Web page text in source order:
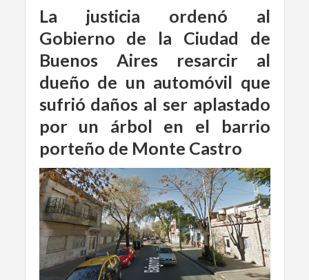
La justicia ordenó al
Gobierno de la Ciudad de
Buenos Aires resarcir al
dueño de un automóvil que
sufrió daños al ser aplastado
por un árbol en el barrio
porteño de Monte Castro